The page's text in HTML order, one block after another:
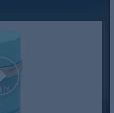
Play